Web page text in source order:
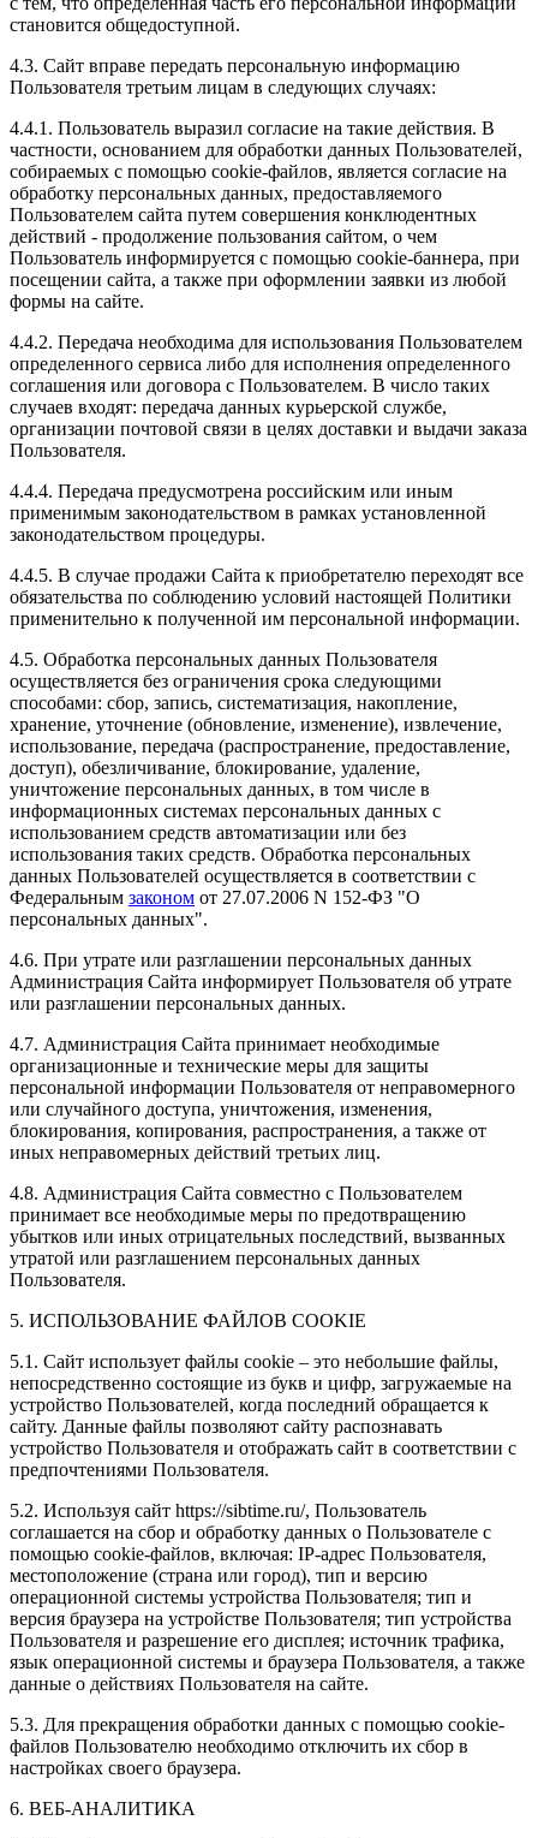
становится общедоступной.
4.3. Сайт вправе передать персональную информацию
Пользователя третьим лицам в следующих случаях:
4.4.1. Пользователь выразил согласие на такие действия. В
частности, основанием для обработки данных Пользователей,
собираемых с помощью cookie-файлов, является согласие на
обработку персональных данных, предоставляемого
Пользователем сайта путем совершения конклюдентных
действий - продолжение пользования сайтом, о чем
Пользователь информируется с помощью cookie-баннера, при
посещении сайта, а также при оформлении заявки из любой
формы на сайте.
4.4.2. Передача необходима для использования Пользователем
определенного сервиса либо для исполнения определенного
соглашения или договора с Пользователем. В число таких
случаев входят: передача данных курьерской службе,
организации почтовой связи в целях доставки и выдачи заказа
Пользователя.
4.4.4. Передача предусмотрена российским или иным
применимым законодательством в рамках установленной
законодательством процедуры.
4.4.5. В случае продажи Сайта к приобретателю переходят все
обязательства по соблюдению условий настоящей Политики
применительно к полученной им персональной информации.
4.5. Обработка персональных данных Пользователя
осуществляется без ограничения срока следующими
способами: сбор, запись, систематизация, накопление,
хранение, уточнение (обновление, изменение), извлечение,
использование, передача (распространение, предоставление,
доступ), обезличивание, блокирование, удаление,
уничтожение персональных данных, в том числе в
информационных системах персональных данных с
использованием средств автоматизации или без
использования таких средств. Обработка персональных
данных Пользователей осуществляется в соответствии с
Федеральным законом от 27.07.2006 N 152-ФЗ "О
персональных данных".
4.6. При утрате или разглашении персональных данных
Администрация Сайта информирует Пользователя об утрате
или разглашении персональных данных.
4.7. Администрация Сайта принимает необходимые
организационные и технические меры для защиты
персональной информации Пользователя от неправомерного
или случайного доступа, уничтожения, изменения,
блокирования, копирования, распространения, а также от
иных неправомерных действий третьих лиц.
4.8. Администрация Сайта совместно с Пользователем
принимает все необходимые меры по предотвращению
убытков или иных отрицательных последствий, вызванных
утратой или разглашением персональных данных
Пользователя.
5. ИСПОЛЬЗОВАНИЕ ФАЙЛОВ COOKIE
5.1. Сайт использует файлы cookie – это небольшие файлы,
непосредственно состоящие из букв и цифр, загружаемые на
устройство Пользователей, когда последний обращается к
сайту. Данные файлы позволяют сайту распознавать
устройство Пользователя и отображать сайт в соответствии с
предпочтениями Пользователя.
5.2. Используя сайт https://sibtime.ru/, Пользователь
соглашается на сбор и обработку данных о Пользователе с
помощью cookie-файлов, включая: IP-адрес Пользователя,
местоположение (страна или город), тип и версию
операционной системы устройства Пользователя; тип и
версия браузера на устройстве Пользователя; тип устройства
Пользователя и разрешение его дисплея; источник трафика,
язык операционной системы и браузера Пользователя, а также
данные о действиях Пользователя на сайте.
5.3. Для прекращения обработки данных с помощью cookie-
файлов Пользователю необходимо отключить их сбор в
настройках своего браузера.
6. ВЕБ-АНАЛИТИКА